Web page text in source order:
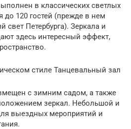
в классических светлых
до 120 гостей (прежде в нем
свет Петербурга). Зеркала и
здесь интересный эффект,
стиле Танцевальный зал
с зимним садом, а также
зеркал. Небольшой и
выездных мероприятий и